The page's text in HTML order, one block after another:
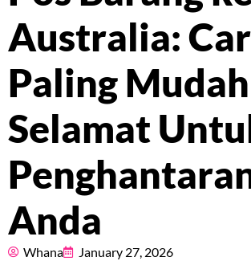
Pricing
Resources
Marketplace
Australia:
Paling
Selamat
Anda
Whana
January 27, 2026